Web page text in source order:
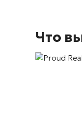
Что